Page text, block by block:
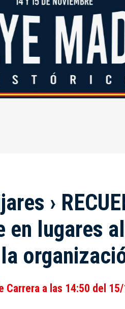
›
en lugares
Carrera a las 14:50 del